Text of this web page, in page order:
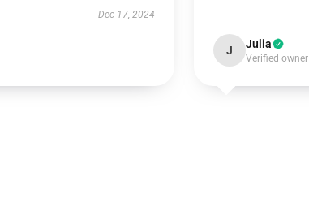
Dec 17, 2024
J Julia
Verified owner